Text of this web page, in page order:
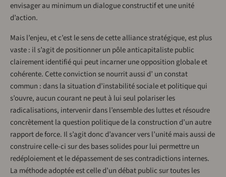
envisager au minimum un dialogue constructif et une unité
d’action.
Mais l’enjeu, et c’est le sens de cette alliance stratégique, est plus
vaste : il s’agit de positionner un pôle anticapitaliste public
clairement identifié qui peut incarner une opposition globale et
cohérente. Cette conviction se nourrit aussi d’ un constat
commun : dans la situation d’instabilité sociale et politique qui
s’ouvre, aucun courant ne peut à lui seul polariser les
radicalisations, intervenir dans l’ensemble des luttes et résoudre
concrètement la question politique de la construction d’un autre
rapport de force. Il s’agit donc d’avancer vers l’unité mais aussi de
construire celle-ci sur des bases solides pour lui permettre un
redéploiement et le dépassement de ses contradictions internes.
La méthode adoptée est celle d’un débat public sur toutes les